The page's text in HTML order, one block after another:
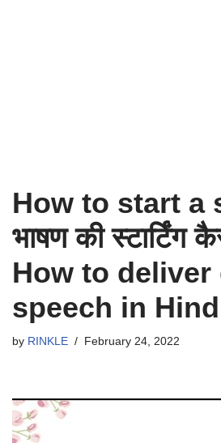
How to start a
भाषण की स्टार्टिंग
How to deliver
speech in
by RINKLE February 24, 2022